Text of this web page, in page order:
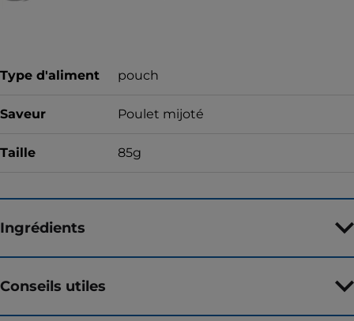
Type d'aliment pouch
Saveur Poulet mijoté
Taille 85g
Ingrédients
Conseils utiles